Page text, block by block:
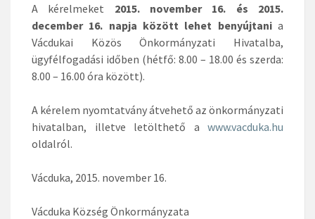
A kérelmeket 2015. november 16. és 2015.
december 16. napja között lehet benyújtania
Vácdukai Közös Önkormányzati Hivatalba,
ügyfélfogadási időben (hétfő: 8.00 – 18.00 és szerda:
8.00 – 16.00 óra között).
A kérelem nyomtatvány átvehető az önkormányzati
hivatalban, illetve letölthető a www.vacduka.hu
oldalról.
Vácduka, 2015. november 16.
Vácduka Község Önkormányzata